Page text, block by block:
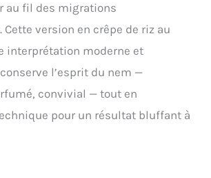
au fil des migrations
version en crêpe de riz au
interprétation moderne et
l’esprit du nem —
convivial — tout en
pour un résultat bluffant à